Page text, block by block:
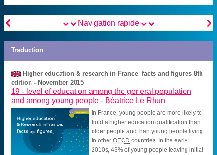
 
Navigation rapide
Traduction
Higher education & research in France, facts and figures 8th
edition - November 2015
19 - level of education among the general population
and among young people - Béatrice Le Rhun
In France, young people are more likely to
hold a higher education qualification than
older people and than young people living
in other OECD countries. In the early
2010s, 43% of young people leaving initial